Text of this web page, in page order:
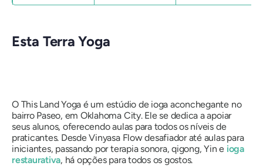
Esta Terra Yoga
O This Land Yoga é um estúdio de ioga aconchegante no
bairro Paseo, em Oklahoma City. Ele se dedica a apoiar
seus alunos, oferecendo aulas para todos os níveis de
praticantes. Desde Vinyasa Flow desafiador até aulas para
iniciantes, passando por terapia sonora, qigong, Yin e ioga
restaurativa, há opções para todos os gostos.